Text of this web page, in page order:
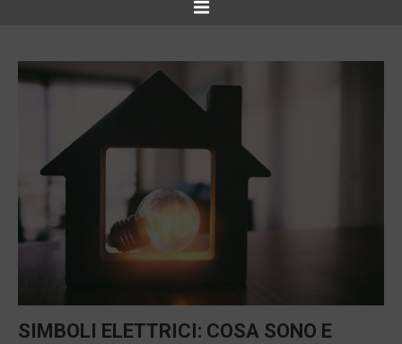
SIMBOLI ELETTRICI: COSA SONO E